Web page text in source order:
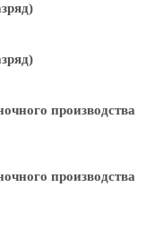
производства
производства